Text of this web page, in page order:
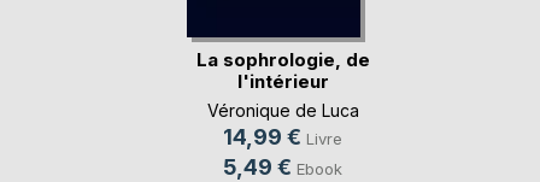
La sophrologie, de
l'intérieur
Véronique de Luca
14,99 € Livre
5,49 € Ebook